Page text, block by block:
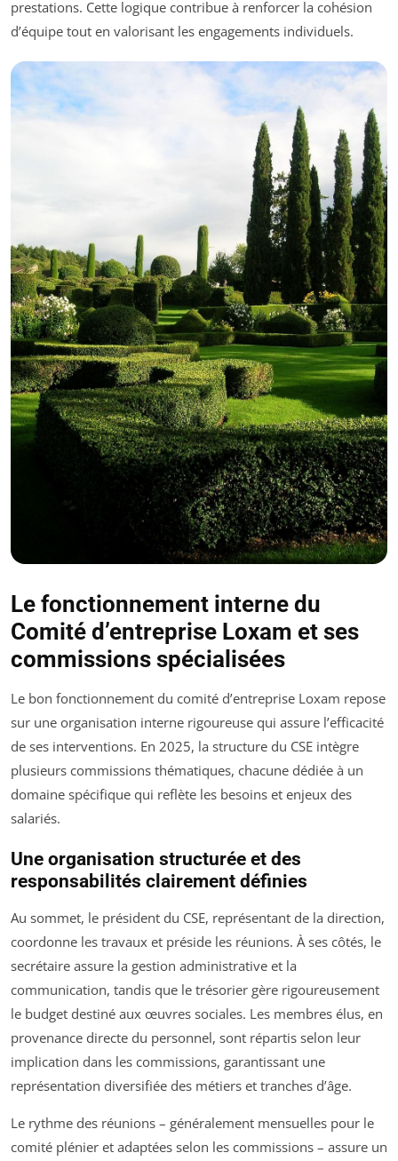
prestations. Cette logique contribue à renforcer la cohésion
d’équipe tout en valorisant les engagements individuels.
Le fonctionnement interne du
Comité d’entreprise Loxam et ses
commissions spécialisées
Le bon fonctionnement du comité d’entreprise Loxam repose
sur une organisation interne rigoureuse qui assure l’efficacité
de ses interventions. En 2025, la structure du CSE intègre
plusieurs commissions thématiques, chacune dédiée à un
domaine spécifique qui reflète les besoins et enjeux des
salariés.
Une organisation structurée et des
responsabilités clairement définies
Au sommet, le président du CSE, représentant de la direction,
coordonne les travaux et préside les réunions. À ses côtés, le
secrétaire assure la gestion administrative et la
communication, tandis que le trésorier gère rigoureusement
le budget destiné aux œuvres sociales. Les membres élus, en
provenance directe du personnel, sont répartis selon leur
implication dans les commissions, garantissant une
représentation diversifiée des métiers et tranches d’âge.
Le rythme des réunions – généralement mensuelles pour le
comité plénier et adaptées selon les commissions – assure un